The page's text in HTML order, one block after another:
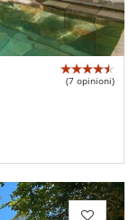
(7 opinioni)